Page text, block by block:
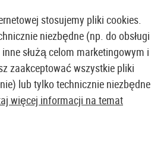
AIRSOFT SKLEP I HURTOWNIA
stosujemy pliki cookies.
niezbędne (np. do obsługi
służą celom marketingowym i
zaakceptować wszystkie pliki
lub tylko technicznie niezbędne
więcej informacji na temat